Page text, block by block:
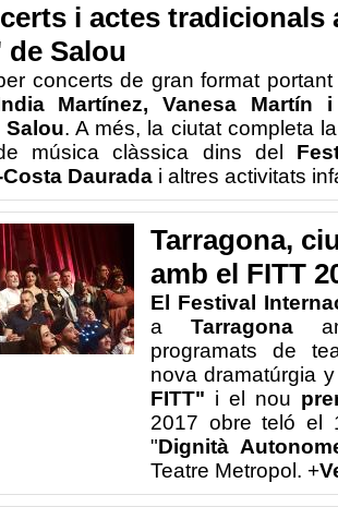
i actes tradicionals
de Salou
concerts de gran format
Martínez, Vanesa
Salou. A més, la ciutat completa
música clàssica dins del
Daurada i altres activitats
Tarragona,
amb el FITT
El Festival
a Tarragona
programats de
nova dramatúrgia
FITT" i el nou
2017 obre teló el
"Dignità
Teatre Metropol. +